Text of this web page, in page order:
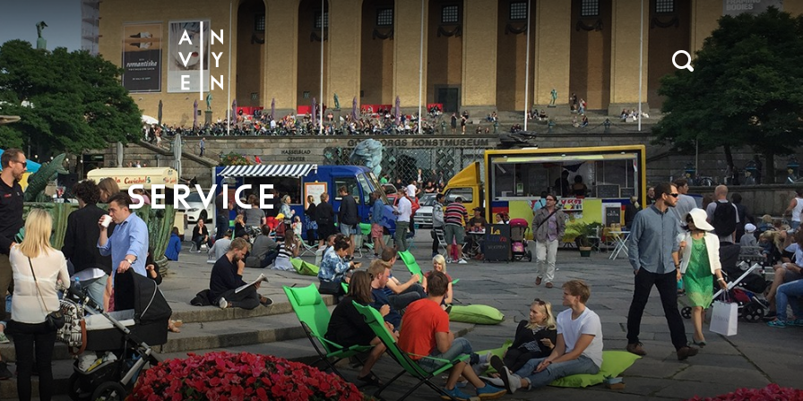
SERVICE